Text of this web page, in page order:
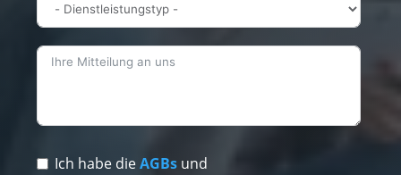
Ich habe dieAGBs und